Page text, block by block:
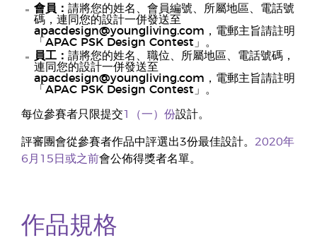
會員： 請將您的姓名、會員編號、所屬地區、電話號
碼，連同您的設計一併發送至
apacdesign@youngliving.com ，電郵主旨請註明
「 APAC PSK Design Contest 」。
員工： 請將您的姓名、職位、所屬地區、電話號碼，
連同您的設計一併發送至
apacdesign@youngliving.com ，電郵主旨請註明
「 APAC PSK Design Contest 」。
每位參賽者只限提交1（一）份設計。
評審團會從參賽者作品中評選出3份最佳設計。 2020年
6月15日或之前會公佈得獎者名單。
作品規格